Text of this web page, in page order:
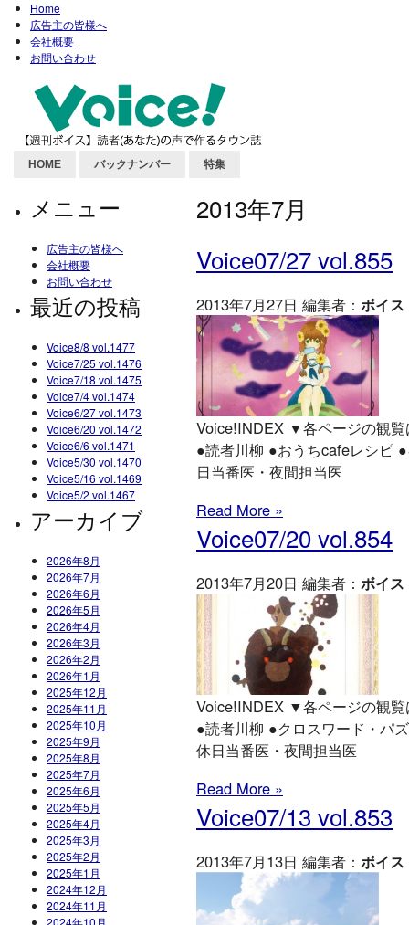
Home
広告主の皆様へ
会社概要
お問い合わせ
HOME バックナンバー 特集
メニュー
広告主の皆様へ
会社概要
お問い合わせ
最近の投稿
Voice8/8 vol.1477
Voice7/25 vol.1476
Voice7/18 vol.1475
Voice7/4 vol.1474
Voice6/27 vol.1473
Voice6/20 vol.1472
Voice6/6 vol.1471
Voice5/30 vol.1470
Voice5/16 vol.1469
Voice5/2 vol.1467
アーカイブ
2026年8月
2026年7月
2026年6月
2026年5月
2026年4月
2026年3月
2026年2月
2026年1月
2025年12月
2025年11月
2025年10月
2025年9月
2025年8月
2025年7月
2025年6月
2025年5月
2025年4月
2025年3月
2025年2月
2025年1月
2024年12月
2024年11月
2024年10月
2013年7月
Voice07/27 vol.855
2013年7月27日 編集者： ボイス
Voice!INDEX ▼各ページの観
●読者川柳 ●おうちcafeレシピ
日当番医・夜間担当医
Read More »
Voice07/20 vol.854
2013年7月20日 編集者： ボイス
Voice!INDEX ▼各ページの観
●読者川柳 ●クロスワード・パ
休日当番医・夜間担当医
Read More »
Voice07/13 vol.853
2013年7月13日 編集者： ボイス